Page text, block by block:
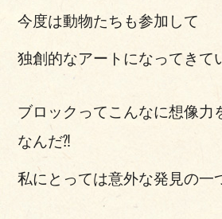
今度は動物たちも参加して
独創的なアートになってきて
ブロックってこんなに想像力
なんだ⁈
私にとっては意外な発見の一